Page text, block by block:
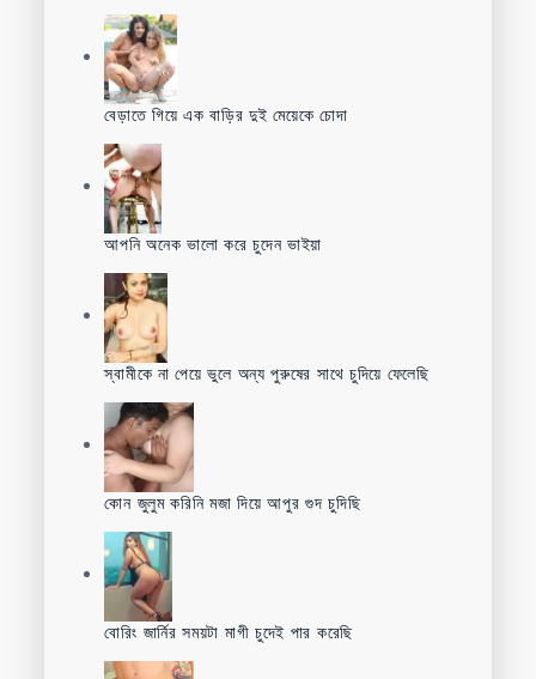
বেড়াতে গিয়ে এক বাড়ির দুই মেয়েকে চোদা
আপনি অনেক ভালো করে চুদেন ভাইয়া
স্বামীকে না পেয়ে ভুলে অন্য পুরুষের সাথে চুদিয়ে ফেলেছি
কোন জুলুম করিনি মজা দিয়ে আপুর গুদ চুদিছি
বোরিং জার্নির সময়টা মাগী চুদেই পার করেছি